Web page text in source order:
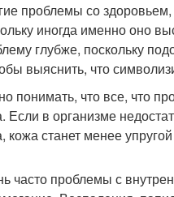
проблемы со
иногда именно оно
глубже, поскольку
выяснить, что
понимать, что все, что
Если в организме
кожа станет менее
часто проблемы с